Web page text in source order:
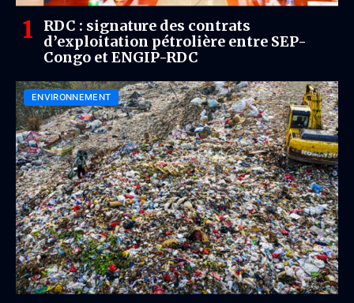
RDC : signature des contrats
d’exploitation pétrolière entre SEP-
Congo et ENGIP-RDC
ENVIRONNEMENT